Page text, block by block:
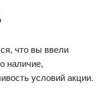
что вы ввели
наличие,
условий акции.